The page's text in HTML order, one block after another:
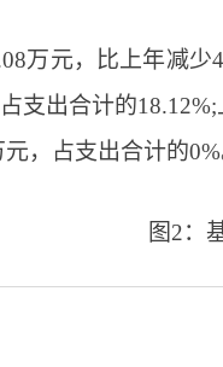
万元，比上年减
支出合计的
，占支出合计的0%
图2：